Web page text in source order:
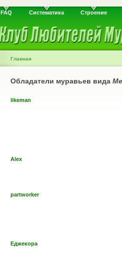
FAQ Систематика Строение
Главная
Обладатели муравьев вида
likeman
Alex
partworker
Еджекора